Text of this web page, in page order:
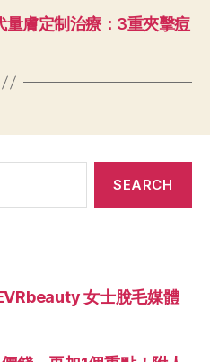
量膚定制治療：3重夾擊痘
女士脫毛媒體